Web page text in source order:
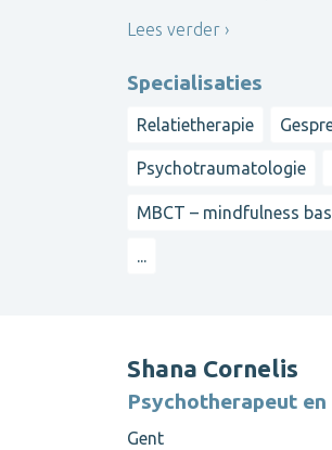
Lees verder
Specialisaties
Relatietherapie
Psychotraumatologie
MBCT – mindfulness
...
Shana Cornelis
Psychotherapeut
Gent